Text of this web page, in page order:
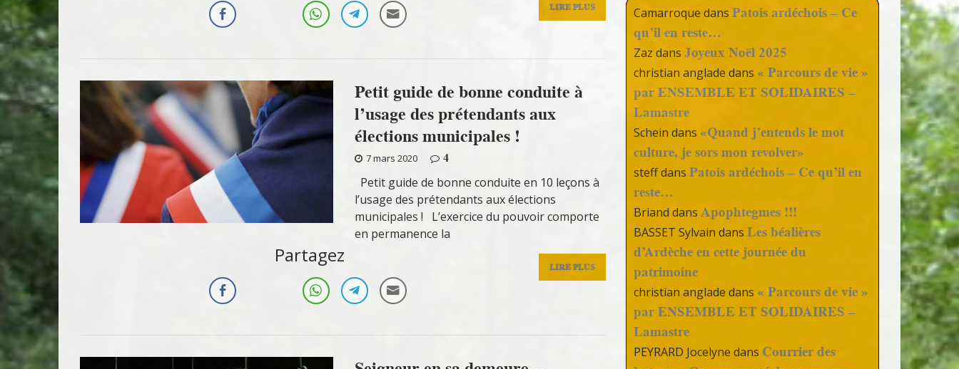
LIRE PLUS
Petit guide de bonne conduite à
l’usage des prétendants aux
élections municipales !
7 mars 2020
4
Petit guide de bonne conduite en 10 leçons à
l’usage des prétendants aux élections
municipales ! L’exercice du pouvoir comporte
en permanence la
LIRE PLUS
Partagez
Camarroque dansPatois ardéchois – Ce
qu’il en reste…
Zaz dansJoyeux Noël 2025
christian anglade dans « Parcours de vie »
par ENSEMBLE ET SOLIDAIRES –
Lamastre
Schein dans «Quand j’entends le mot
culture, je sors mon revolver»
steffdansPatois ardéchois – Ce qu’il en
reste…
Briand dansApophtegmes !!!
BASSET Sylvain dansLes béalières
d’Ardèche en cette journée du
patrimoine
christian anglade dans « Parcours de vie »
par ENSEMBLE ET SOLIDAIRES –
Lamastre
PEYRARD Jocelyne dans Courrier des